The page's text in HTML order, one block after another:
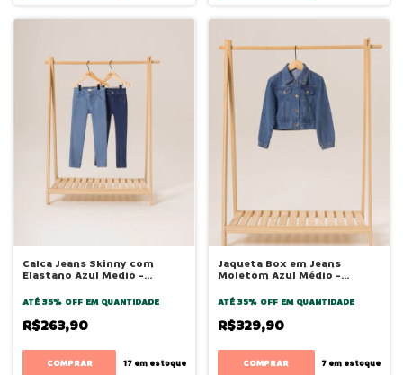
Calca Jeans Skinny com
Elastano Azul Medio -
ATÉ 35% OFF EM QUANTIDADE
R$263,90
COMPRAR 17em estoque
Jaqueta Box em Jeans
Moletom Azul Médio -
ATÉ 35% OFF EM QUANTIDADE
R$329,90
COMPRAR 7 em estoque